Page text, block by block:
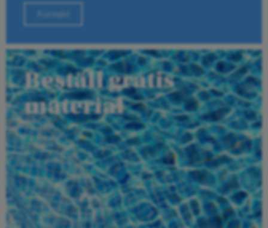
Beställ gratis
material